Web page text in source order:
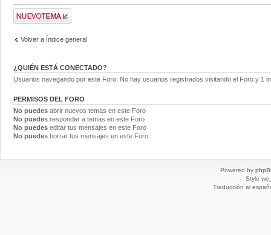
Volver a Índice general
¿QUIÉN ESTÁ CONECTADO?
Usuarios navegando por este Foro: No hay usuarios registrados visitando el Foro y 1
PERMISOS DEL FORO
No puedes abrir nuevos temas en este Foro
No puedes responder a temas en este Foro
No puedes editar tus mensajes en este Foro
No puedes borrar tus mensajes en este Foro
Powered by
Style
Traducción al